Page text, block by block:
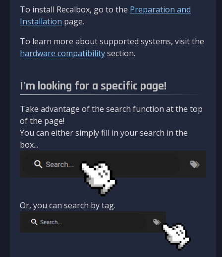
To install Recalbox, go to the Preparation and
Installation page.
To learn more about supported systems, visit the
hardware compatibilitysection.
I'm looking for a specific page!
Take advantage of the search function at the top
of the page!
You can either simply fill in your search in the
box...
Or, you can search by tag.